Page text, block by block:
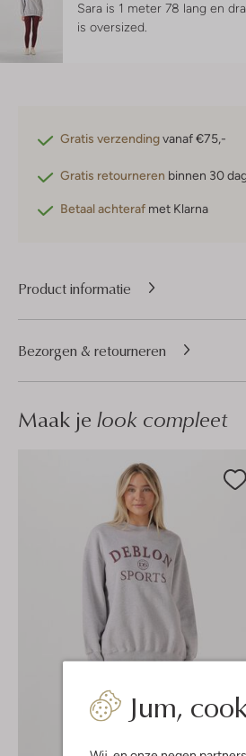
Jum,
Sara is 1 meter 78 lang en
is oversized
Gratis verzendingvanaf €75,-
Gratis retourneren binnen 30
Betaal achteraf met Klarna
Product informatie
Bezorgen & retourneren
Maak je look compleet